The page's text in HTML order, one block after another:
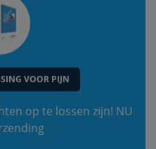
VOOR PIJN
op te lossen zijn! NU